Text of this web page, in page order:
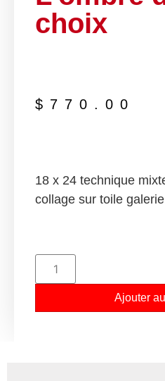
choix
$ 770.00
18 x 24 technique
collage sur toile galerie
Ajouter